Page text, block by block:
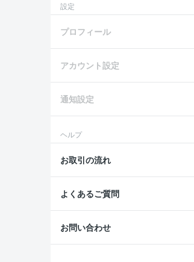
設定
プロフィール
アカウント設定
通知設定
ヘルプ
お取引の流れ
よくあるご質問
お問い合わせ